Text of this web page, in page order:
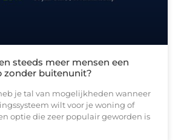
steeds meer mensen een
zonder buitenunit?
je tal van mogelijkheden wanneer
wilt voor je woning of
optie die zeer populair geworden is